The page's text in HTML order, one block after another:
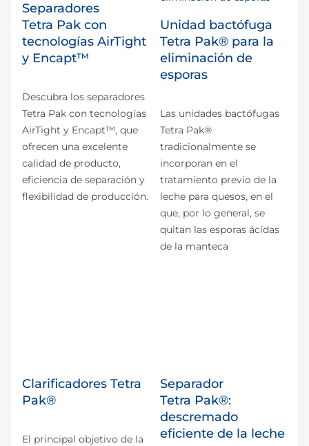
Separadores
Tetra Pak con
tecnologías AirTight
y Encapt™
Descubra los separadores
Tetra Pak con tecnologías
AirTight y Encapt™, que
ofrecen una excelente
calidad de producto,
eficiencia de separación y
flexibilidad de producción.
Unidad bactófuga
Tetra Pak® para la
eliminación de
esporas
Las unidades bactófugas
Tetra Pak®
tradicionalmente se
incorporan en el
tratamiento previo de la
leche para quesos, en el
que, por lo general, se
quitan las esporas ácidas
de la manteca
Clarificadores Tetra
Pak®
El principal objetivo de la
Separador
Tetra Pak®:
descremado
eficiente de la leche